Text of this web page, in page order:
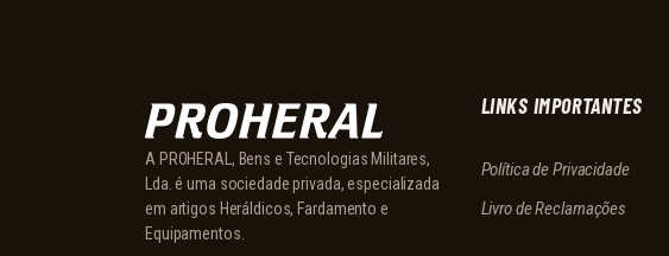
A PROHERAL, Bens e Tecnologias Militares,
Lda. é uma sociedade privada, especializada
em artigos Heráldicos, Fardamento e
Equipamentos.
LINKS IMPORTANTES
Política de Privacidade
Livro de Reclamações